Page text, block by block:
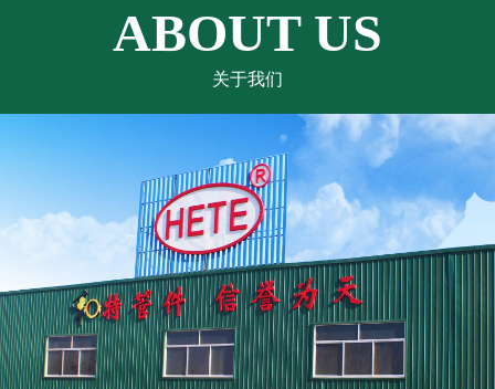
ABOUT US
关于我们